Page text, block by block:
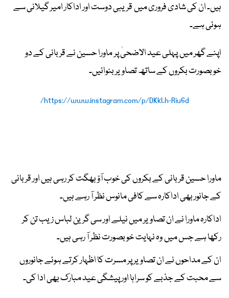
ہیں۔ ان کی شادی فروری میں قریبی دوست اور اداکار امیر گیلانی سے
ہوئی ہے۔
اپنے گھر میں پہلی عید الاضحیٰ پر ماورا حسین نے قربانی کے دو
خوبصورت بکروں کے ساتھ تصاویر بنوائیں۔
https://www.instagram.com/p/DKkLh-Riu6d/
ماورا حسین قربانی کے بکروں کی خوب آؤ بھگت کر رہی ہیں اور قربانی
کے جانور بھی اداکارہ سے کافی مانوس نظر آ رہے ہیں۔
اداکارہ ماورا نے ان تصاویر میں نیلے اور سی گرین لباس زیب تن کر
رکھا ہے جس میں وہ نہایت خوبصورت نظر آ رہی ہیں۔
ان کے مداحوں نے ان تصاویر پر مسرت کا اظہار کرتے ہوئے جانوروں
سے محبت کے جذبے کو سراہا اور پیشگی عید مبارک بھی ادا کی۔